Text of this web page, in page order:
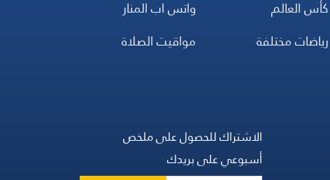
كأس العالم
رياضات مختلفة
واتس اب المنار
مواقيت الصلاة
الاشتراك للحصول على ملخص
أسبوعي على بريدك